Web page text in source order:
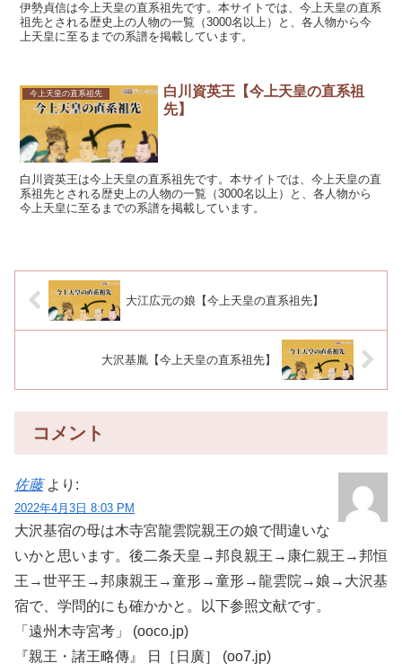
伊勢貞信は今上天皇の直系祖先です。本サイトでは、今上天皇の直系
祖先とされる歴史上の人物の一覧（3000名以上）と、各人物から今
上天皇に至るまでの系譜を掲載しています。
今上天皇の直系祖先
白川資英王【今上天皇の直系祖
先】
白川資英王は今上天皇の直系祖先です。本サイトでは、今上天皇の直
系祖先とされる歴史上の人物の一覧（3000名以上）と、各人物から
今上天皇に至るまでの系譜を掲載しています。
大江広元の娘【今上天皇の直系祖先】
大沢基胤【今上天皇の直系祖先】
コメント
佐藤 より:
2022年4月3日 8:03 PM
大沢基宿の母は木寺宮龍雲院親王の娘で間違いな
いかと思います。後二条天皇→邦良親王→康仁親王→邦恒
王→世平王→邦康親王→童形→童形→龍雲院→娘→大沢基
宿で、学問的にも確かかと。以下参照文献です。
「遠州木寺宮考」 (ooco.jp)
『親王・諸王略傳』 日［日廣］ (oo7.jp)